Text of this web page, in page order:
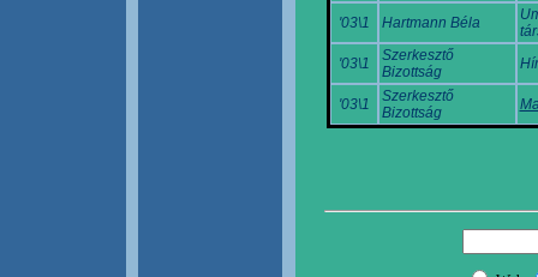
'03\1
Hartmann Béla
'03\1
Szerkesztő
Bizottság
'03\1
Szerkesztő
Bizottság